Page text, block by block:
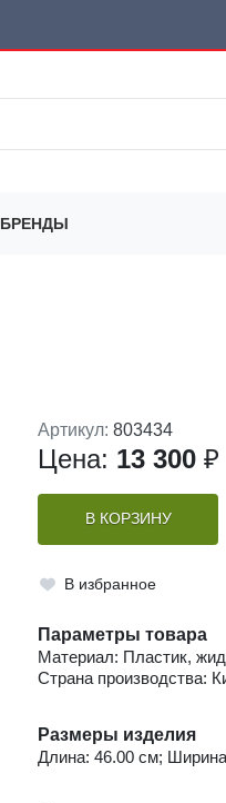
БРЕНДЫ
Артикул: 803434
Цена: 13 300 ₽
В КОРЗИНУ
В избранное
Параметры товара
Материал: Пластик,
Страна производства:
Размеры изделия
Длина: 46.00 см;